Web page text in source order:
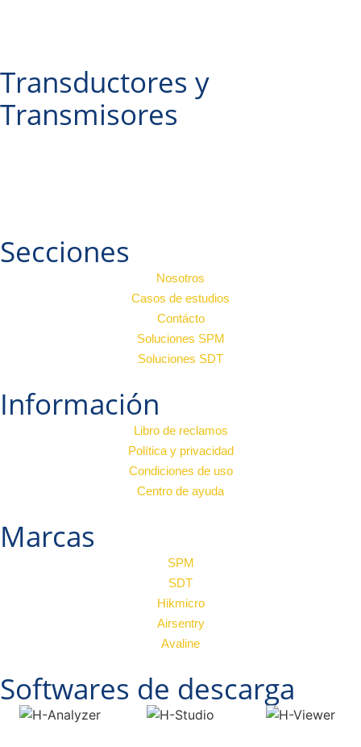
Transductores y
Transmisores
Secciones
Nosotros
Casos de estudios
Contácto
Soluciones SPM
Soluciones SDT
Información
Libro de reclamos
Política y privacidad
Condiciones de uso
Centro de ayuda
Marcas
SPM
SDT
Hikmicro
Airsentry
Avaline
Softwares de descarga